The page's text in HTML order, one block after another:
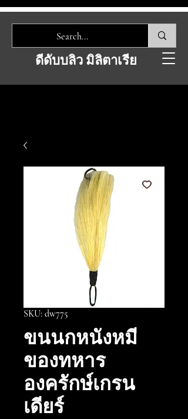
ดีดับบลิว มิลิตาเรีย
SKU: dw775
ขนนกหนังหมี
ของทหาร
องครักษ์เกรน
เดียร์